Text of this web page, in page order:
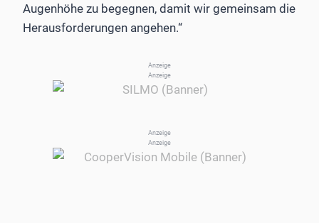
Augenhöhe zu begegnen, damit wir gemeinsam die
Herausforderungen angehen.“
Anzeige
Anzeige
Anzeige
Anzeige